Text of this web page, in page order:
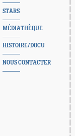
STARS
MÉDIATHÈQUE
HISTOIRE/DOCU
NOUS CONTACTER